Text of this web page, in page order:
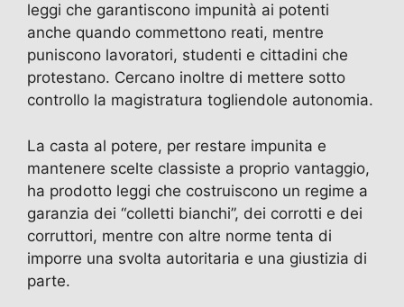
leggi che garantiscono impunità ai potenti
anche quando commettono reati, mentre
puniscono lavoratori, studenti e cittadini che
protestano. Cercano inoltre di mettere sotto
controllo la magistratura togliendole autonomia.
La casta al potere, per restare impunita e
mantenere scelte classiste a proprio vantaggio,
ha prodotto leggi che costruiscono un regime a
garanzia dei “colletti bianchi”, dei corrotti e dei
corruttori, mentre con altre norme tenta di
imporre una svolta autoritaria e una giustizia di
parte.